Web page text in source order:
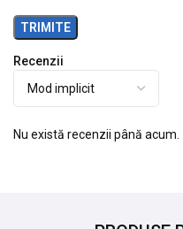
Recenzii
Nu există recenzii până acum.